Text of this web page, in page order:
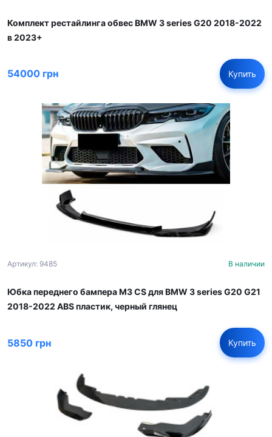
Комплект рестайлинга обвес BMW 3 series G20 2018-2022
в 2023+
54000 грн Купить
Артикул: 9485 В наличии
Юбка переднего бампера M3 CS для BMW 3 series G20 G21
2018-2022 ABS пластик, черный глянец
5850 грн Купить